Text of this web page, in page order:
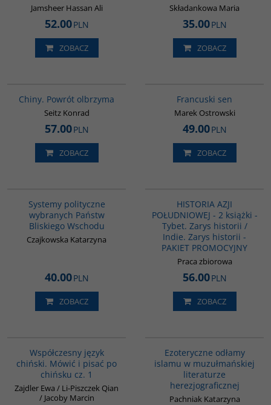
Jamsheer Hassan Ali
52.00PLN
ZOBACZ
Składankowa Maria
35.00PLN
ZOBACZ
Chiny. Powrót olbrzyma
Seitz Konrad
57.00PLN
ZOBACZ
Francuski sen
Marek Ostrowski
49.00PLN
ZOBACZ
Systemy polityczne
wybranych Państw
Bliskiego Wschodu
Czajkowska Katarzyna
40.00PLN
ZOBACZ
HISTORIA AZJI
POŁUDNIOWEJ - 2 książki -
Tybet. Zarys historii /
Indie. Zarys historii -
PAKIET PROMOCYJNY
Praca zbiorowa
56.00PLN
ZOBACZ
Współczesny język
chiński. Mówić i pisać po
chińsku cz. 1
Zajdler Ewa / Li-Piszczek Qian
/ Jacoby Marcin
Ezoteryczne odłamy
islamu w muzułmańskiej
literaturze
herezjograficznej
Pachniak Katarzyna